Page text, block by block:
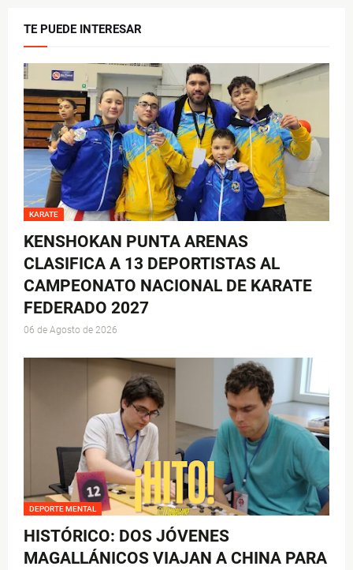
TE PUEDE INTERESAR
KARATE
KENSHOKAN PUNTA ARENAS
CLASIFICA A 13 DEPORTISTAS AL
CAMPEONATO NACIONAL DE KARATE
FEDERADO 2027
06 de Agosto de 2026
DEPORTE MENTAL
HISTÓRICO: DOS JÓVENES
MAGALLÁNICOS VIAJAN A CHINA PARA